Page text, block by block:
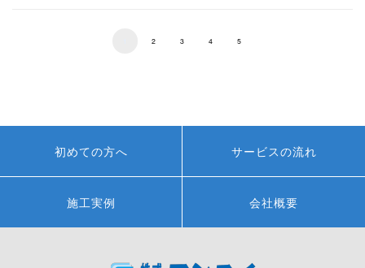
2 3 4 5
初めての方へ サービスの流れ
施工実例 会社概要